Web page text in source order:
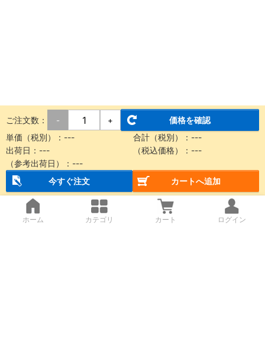
ご注文数： - +
価格を確認
単価（税別）：---
合計（税別）：---
出荷日：---
（税込価格）：---
（参考出荷日）：---
今すぐ注文
カートへ追加
ホーム カテゴリ カート ログイン